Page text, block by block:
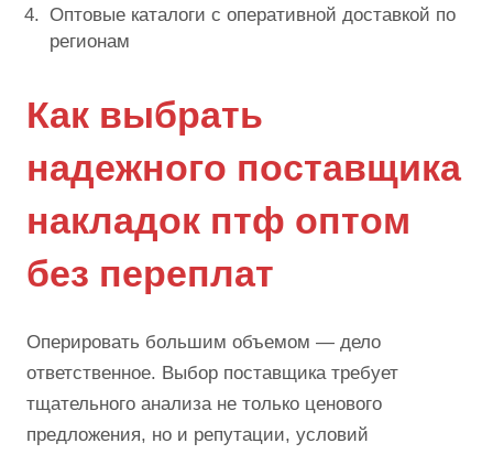
Оптовые каталоги с оперативной доставкой по
регионам
Как выбрать
надежного поставщика
накладок птф оптом
без переплат
Оперировать большим объемом — дело
ответственное. Выбор поставщика требует
тщательного анализа не только ценового
предложения, но и репутации, условий